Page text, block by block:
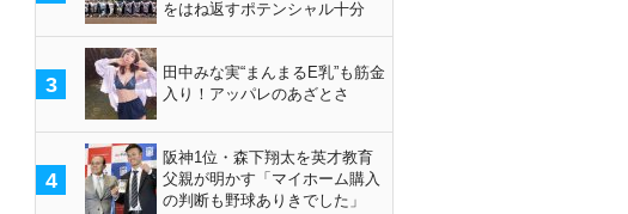
をはね返すポテンシャル十分
3
田中みな実“まんまるE乳”も筋金
入り！アッパレのあざとさ
4
阪神1位・森下翔太を英才教育
父親が明かす「マイホーム購入
の判断も野球ありきでした」